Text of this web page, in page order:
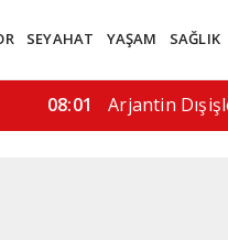
SEYAHAT YAŞAM SAĞLIK
06:13 Sosyal